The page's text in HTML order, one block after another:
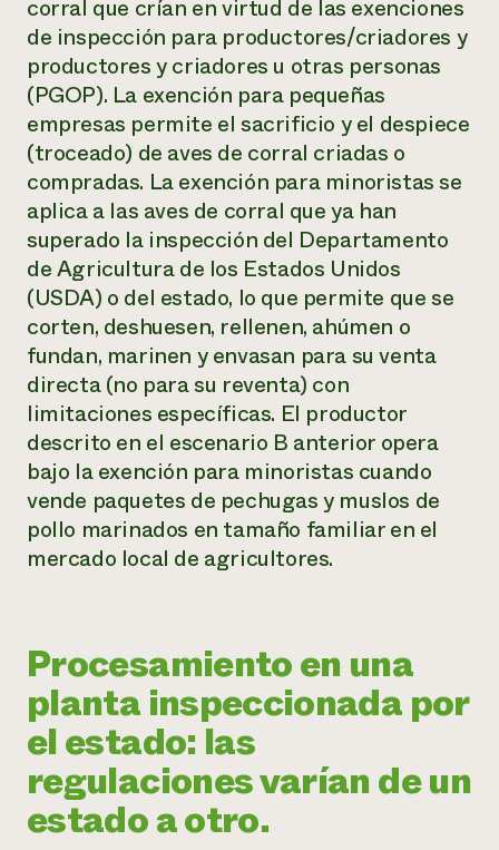
corral que crían en virtud de las exenciones
de inspección para productores/criadores y
productores y criadores u otras personas
(PGOP). La exención para pequeñas
empresas permite el sacrificio y el despiece
(troceado) de aves de corral criadas o
compradas. La exención para minoristas se
aplica a las aves de corral que ya han
superado la inspección del Departamento
de Agricultura de los Estados Unidos
(USDA) o del estado, lo que permite que se
corten, deshuesen, rellenen, ahúmen o
fundan, marinen y envasan para su venta
directa (no para su reventa) con
limitaciones específicas. El productor
descrito en el escenario B anterior opera
bajo la exención para minoristas cuando
vende paquetes de pechugas y muslos de
pollo marinados en tamaño familiar en el
mercado local de agricultores.
Procesamiento en una
planta inspeccionada por
el estado: las
regulaciones varían de un
estado a otro.